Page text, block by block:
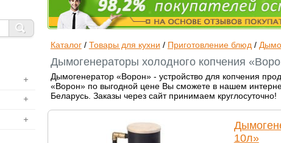
Каталог/ Товары для кухни / Приготовление блюд /
Дымогенераторы холодного копчения
Дымогенератор «Ворон» - устройство для копчения
«Ворон» по выгодной цене Вы сможете в нашем
Беларусь. Заказы через сайт принимаем круглосуточно!
10л»